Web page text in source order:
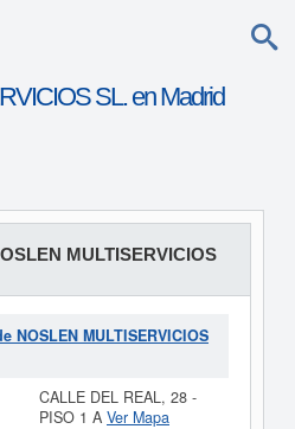
SL. en Madrid
MULTISERVICIOS
NOSLEN MULTISERVICIOS
CALLE DEL REAL, 28 -
PISO 1 A Ver Mapa